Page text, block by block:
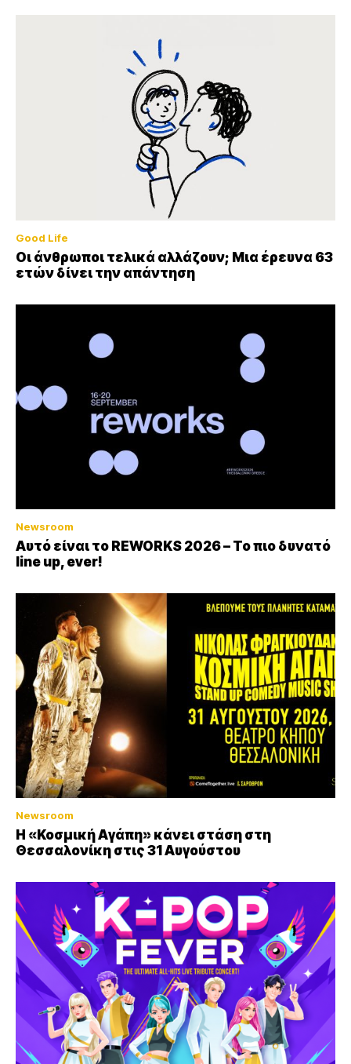
Good Life
Οι άνθρωποι τελικά αλλάζουν; Μια έρευνα 63
ετών δίνει την απάντηση
Newsroom
Αυτό είναι το REWORKS 2026 – Το πιο δυνατό
line up, ever!
Newsroom
Η «Κοσμική Αγάπη» κάνει στάση στη
Θεσσαλονίκη στις 31 Αυγούστου